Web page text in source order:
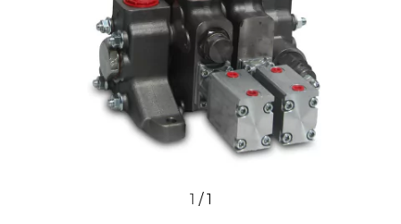
1 /1